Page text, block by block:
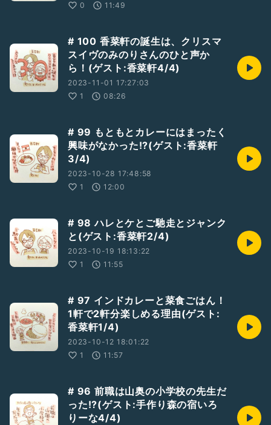
0
11:49
# 100 香菜軒の誕生は、クリスマ
スイヴのみのりさんのひと声か
ら！(ゲスト:香菜軒4/4)
2023-11-01 17:27:03
1
08:26
# 99 もともとカレーにはまったく
興味がなかった!?(ゲスト:香菜軒
3/4)
2023-10-28 17:48:58
1
12:00
# 98 ハレとケとご馳走とジャンク
と(ゲスト:香菜軒2/4)
2023-10-19 18:13:22
1
11:55
# 97 インドカレーと菜食ごはん！
1軒で2軒分楽しめる理由(ゲスト:
香菜軒1/4)
2023-10-12 18:01:22
1
11:57
# 96 前職は山奥の小学校の先生だ
った!?(ゲスト:手作り森の宿いろ
りーな4/4)